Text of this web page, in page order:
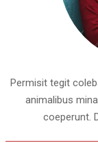
Permisit tegit
animalibus
coeperunt.